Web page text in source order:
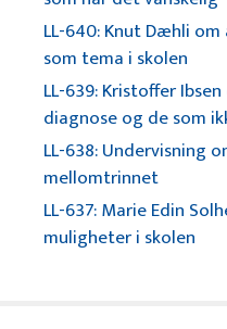
LL-640: Knut Dæhli
som tema i skolen
LL-639: Kristoffer
diagnose og de som
LL-638: Undervisning
mellomtrinnet
LL-637: Marie Edin
muligheter i skolen